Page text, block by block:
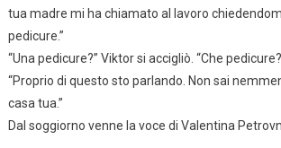
tua madre mi ha chiamato al lavoro
pedicure.”
“Una pedicure?” Viktor si accigliò. “Che
“Proprio di questo sto parlando. Non sai
casa tua.”
Dal soggiorno venne la voce di Valentina